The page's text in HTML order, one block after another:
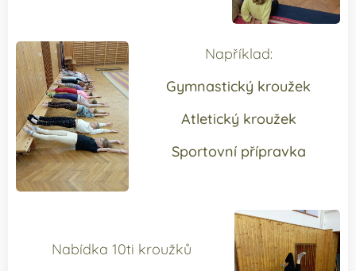
Například:
Gymnastický kroužek
Atletický kroužek
Sportovní přípravka
Nabídka 10ti kroužků